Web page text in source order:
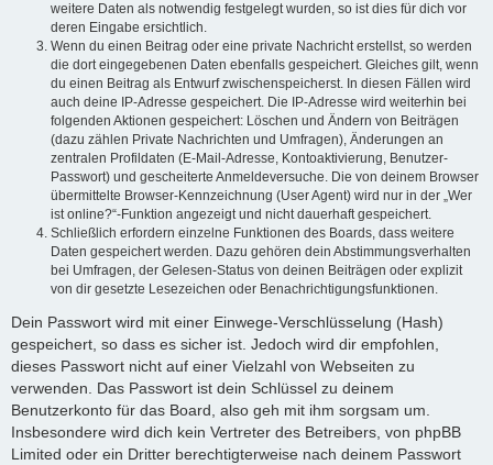
weitere Daten als notwendig festgelegt wurden, so ist dies für dich vor
deren Eingabe ersichtlich.
Wenn du einen Beitrag oder eine private Nachricht erstellst, so werden
die dort eingegebenen Daten ebenfalls gespeichert. Gleiches gilt, wenn
du einen Beitrag als Entwurf zwischenspeicherst. In diesen Fällen wird
auch deine IP-Adresse gespeichert. Die IP-Adresse wird weiterhin bei
folgenden Aktionen gespeichert: Löschen und Ändern von Beiträgen
(dazu zählen Private Nachrichten und Umfragen), Änderungen an
zentralen Profildaten (E-Mail-Adresse, Kontoaktivierung, Benutzer-
Passwort) und gescheiterte Anmeldeversuche. Die von deinem Browser
übermittelte Browser-Kennzeichnung (User Agent) wird nur in der „Wer
ist online?“-Funktion angezeigt und nicht dauerhaft gespeichert.
Schließlich erfordern einzelne Funktionen des Boards, dass weitere
Daten gespeichert werden. Dazu gehören dein Abstimmungsverhalten
bei Umfragen, der Gelesen-Status von deinen Beiträgen oder explizit
von dir gesetzte Lesezeichen oder Benachrichtigungsfunktionen.
Dein Passwort wird mit einer Einwege-Verschlüsselung (Hash)
gespeichert, so dass es sicher ist. Jedoch wird dir empfohlen,
dieses Passwort nicht auf einer Vielzahl von Webseiten zu
verwenden. Das Passwort ist dein Schlüssel zu deinem
Benutzerkonto für das Board, also geh mit ihm sorgsam um.
Insbesondere wird dich kein Vertreter des Betreibers, von phpBB
Limited oder ein Dritter berechtigterweise nach deinem Passwort